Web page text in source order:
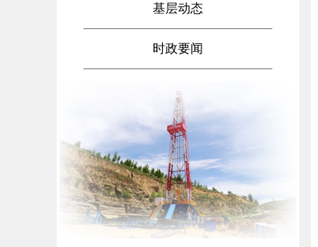
基层动态
时政要闻